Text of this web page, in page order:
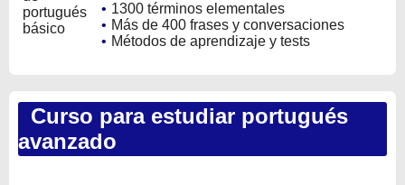
• 1300 términos elementales
• Más de 400 frases y conversaciones
• Métodos de aprendizaje y tests
Curso para estudiar portugués
avanzado